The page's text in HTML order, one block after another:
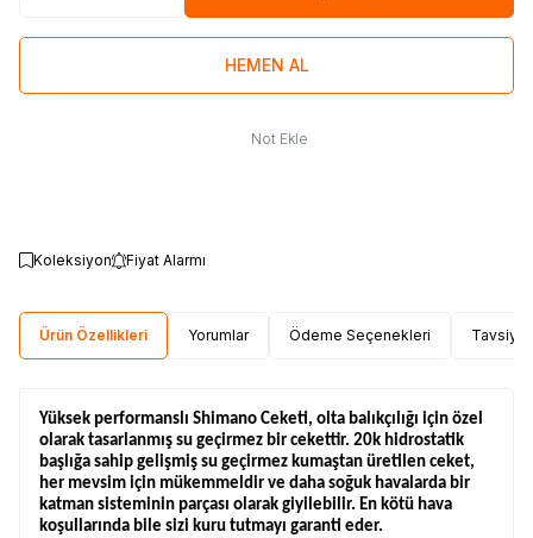
HEMEN AL
Not Ekle
Koleksiyon Fiyat Alarmı
Ürün Özellikleri Yorumlar Ödeme Seçenekleri Tavsiye
Yüksek performanslı Shimano Ceketi, olta balıkçılığı için özel
olarak tasarlanmış su geçirmez bir cekettir. 20k hidrostatik
başlığa sahip gelişmiş su geçirmez kumaştan üretilen ceket,
her mevsim için mükemmeldir ve daha soğuk havalarda bir
katman sisteminin parçası olarak giyilebilir. En kötü hava
koşullarında bile sizi kuru tutmayı garanti eder.